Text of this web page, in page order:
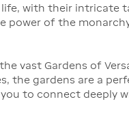
with their intricate
power of the
vast Gardens of
the gardens are a
to connect deeply